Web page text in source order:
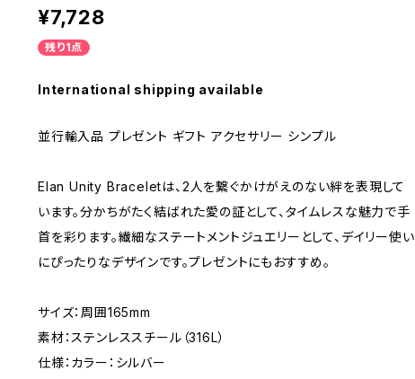
¥7,728
残り1点
International shipping available
並行輸入品 プレゼント ギフト アクセサリー シンプル
Elan Unity Braceletは、2人を繋ぐかけがえのない絆を表現して
います。分かちがたく結ばれた愛の証として、タイムレスな魅力で手
首を彩ります。繊細なステートメントジュエリーとして、デイリー使い
にぴったりなデザインです。プレゼントにもおすすめ。
サイズ：周囲165mm
素材：ステンレススチール（316L）
仕様：カラー：シルバー